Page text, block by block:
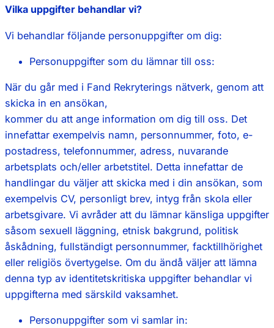
Vilka uppgifter behandlar vi?
Vi behandlar följande personuppgifter om dig:
Personuppgifter som du lämnar till oss:
När du går med i Fand Rekryterings nätverk, genom att
skicka in en ansökan,
kommer du att ange information om dig till oss. Det
innefattar exempelvis namn, personnummer, foto, e-
postadress, telefonnummer, adress, nuvarande
arbetsplats och/eller arbetstitel. Detta innefattar de
handlingar du väljer att skicka med i din ansökan, som
exempelvis CV, personligt brev, intyg från skola eller
arbetsgivare. Vi avråder att du lämnar känsliga uppgifter
såsom sexuell läggning, etnisk bakgrund, politisk
åskådning, fullständigt personnummer, facktillhörighet
eller religiös övertygelse. Om du ändå väljer att lämna
denna typ av identitetskritiska uppgifter behandlar vi
uppgifterna med särskild vaksamhet.
Personuppgifter som vi samlar in: